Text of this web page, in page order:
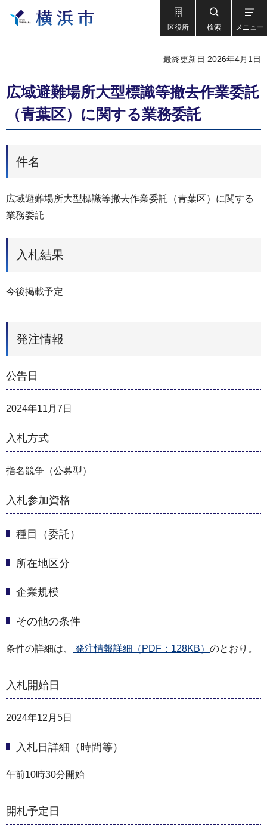
区役所 検索 メニュー
最終更新日 2026年4月1日
広域避難場所大型標識等撤去作業委託
（青葉区）に関する業務委託
件名
広域避難場所大型標識等撤去作業委託（青葉区）に関する
業務委託
入札結果
今後掲載予定
発注情報
公告日
2024年11月7日
入札方式
指名競争（公募型）
入札参加資格
種目（委託）
所在地区分
企業規模
その他の条件
条件の詳細は、 発注情報詳細（PDF：128KB） のとおり。
入札開始日
2024年12月5日
入札日詳細（時間等）
午前10時30分開始
開札予定日